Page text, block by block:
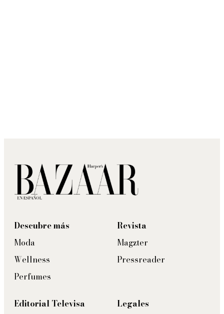
Descubre más
Moda
Wellness
Perfumes
Revista
Magzter
Pressreader
Editorial Televisa
Legales